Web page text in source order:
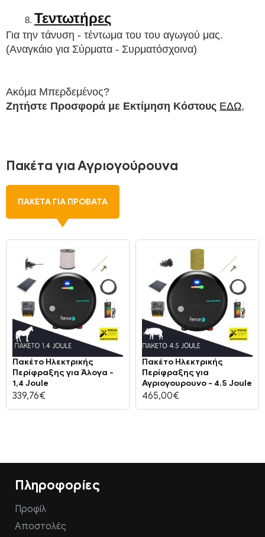
Τεντωτήρες
Για την τάνυση - τέντωμα του του αγωγού μας.
(Αναγκάιο για Σύρματα - Συρματόσχοινα)
Ακόμα Μπερδεμένος?
Ζητήστε Προσφορά με Εκτίμηση Κόστους ΕΔΩ,
Πακέτα για Αγριογούρουνα
ΠΑΚΈΤΑ ΓΙΑ ΠΡΌΒΑΤΑ
Πακέτο Ηλεκτρικής
Περίφραξης για Άλογα -
1,4 Joule
339,76€
Πακέτο Ηλεκτρικής
Περίφραξης για
Αγριογουρουνο - 4.5 Joule
465,00€
Πληροφορίες
Προφίλ
Αποστολές